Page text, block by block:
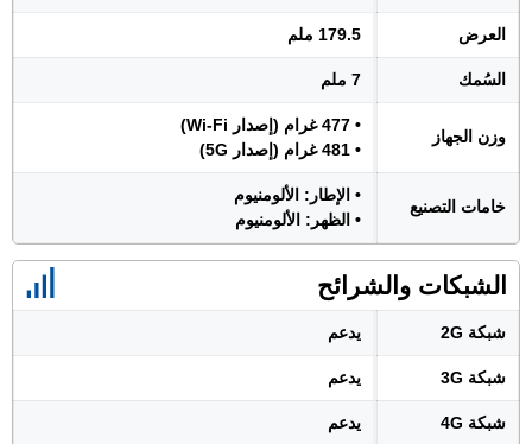
العرض 179.5 ملم
السُمك 7 ملم
وزن الجهاز
• 477 غرام (إصدار Wi-Fi)
• 481 غرام (إصدار 5G)
خامات التصنيع
• الإطار: الألومنيوم
• الظهر: الألومنيوم
الشبكات والشرائح
شبكة 2G يدعم
شبكة 3G يدعم
شبكة 4G يدعم